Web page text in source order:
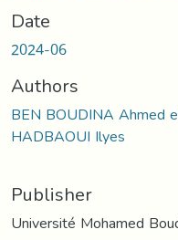
Date
2024-06
Authors
BEN BOUDINA Ahmed
HADBAOUI Ilyes
Publisher
Université Mohamed